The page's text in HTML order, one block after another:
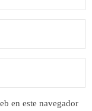
en este navegador